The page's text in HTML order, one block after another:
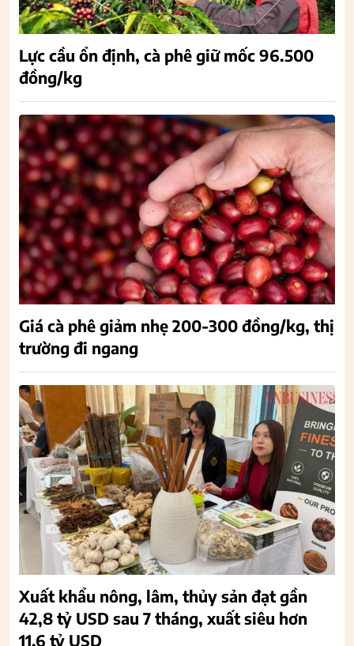
Lực cầu ổn định, cà phê giữ mốc 96.500
đồng/kg
Giá cà phê giảm nhẹ 200-300 đồng/kg, thị
trường đi ngang
Xuất khẩu nông, lâm, thủy sản đạt gần
42,8 tỷ USD sau 7 tháng, xuất siêu hơn
11,6 tỷ USD